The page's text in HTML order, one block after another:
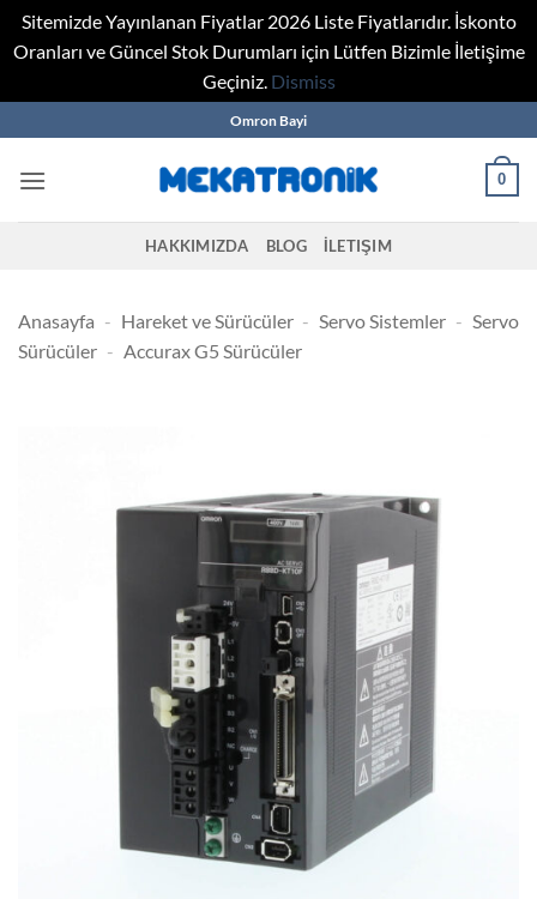
Sitemizde Yayınlanan Fiyatlar 2026 Liste Fiyatlarıdır. İskonto
Oranları ve Güncel Stok Durumları için Lütfen Bizimle İletişime
Geçiniz. Dismiss
to
content
Omron Bayi
0
HAKKIMIZDA BLOG İLETIŞIM
Anasayfa - Hareket ve Sürücüler - Servo Sistemler - Servo
Sürücüler - Accurax G5 Sürücüler